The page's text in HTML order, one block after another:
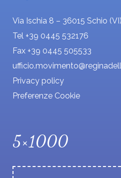
Via Ischia 8 – 36015 Schio (VI)
Tel +39 0445 532176
Fax +39 0445 505533
Privacy policy
Preferenze Cookie
5×1000